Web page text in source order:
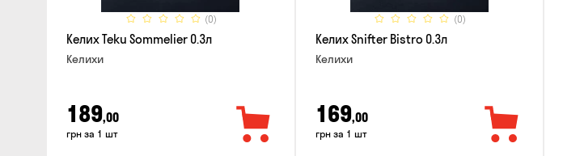
(0)
Келих Teku Sommelier 0.3л
Келихи
189,00
грн за 1 шт
(0)
Келих Snifter Bistro 0.3л
Келихи
169,00
грн за 1 шт